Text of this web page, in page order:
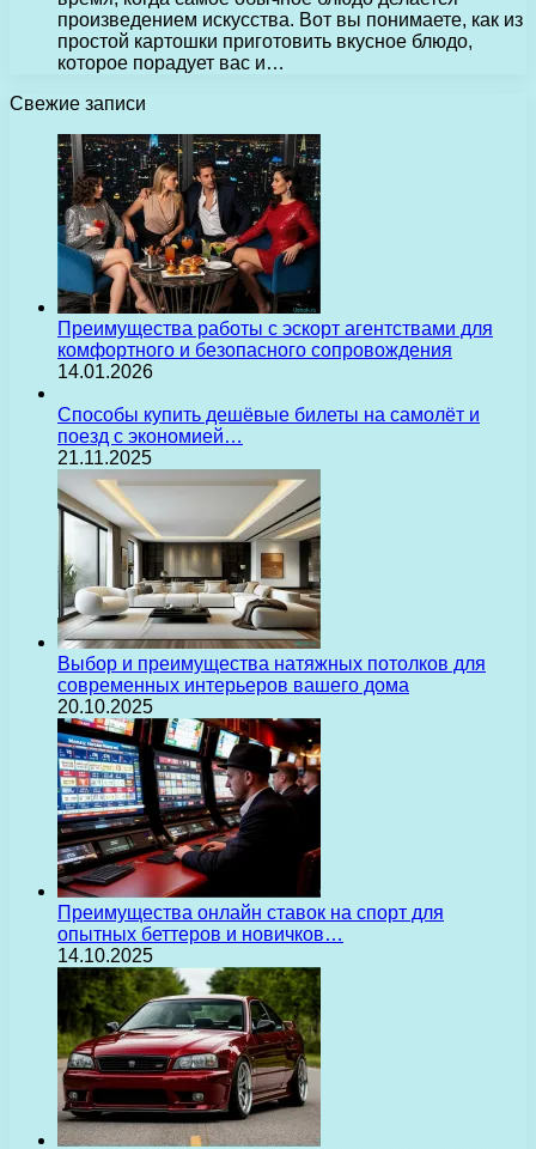
произведением искусства. Вот вы понимаете, как из
простой картошки приготовить вкусное блюдо,
которое порадует вас и…
Свежие записи
Преимущества работы с эскорт агентствами для
комфортного и безопасного сопровождения
14.01.2026
Способы купить дешёвые билеты на самолёт и
поезд с экономией…
21.11.2025
Выбор и преимущества натяжных потолков для
современных интерьеров вашего дома
20.10.2025
Преимущества онлайн ставок на спорт для
опытных беттеров и новичков…
14.10.2025